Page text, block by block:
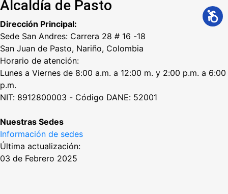
Alcaldía de Pasto
Dirección Principal:
Sede San Andres: Carrera 28 # 16 -18
San Juan de Pasto, Nariño, Colombia
Horario de atención:
Lunes a Viernes de 8:00 a.m. a 12:00 m. y 2:00 p.m. a 6:00
p.m.
NIT: 8912800003 - Código DANE: 52001
Nuestras Sedes
Información de sedes
Última actualización:
03 de Febrero 2025